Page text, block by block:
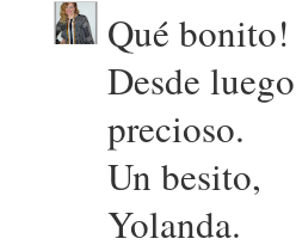
Qué bonito!
Desde
precioso.
Un besito,
Yolanda.